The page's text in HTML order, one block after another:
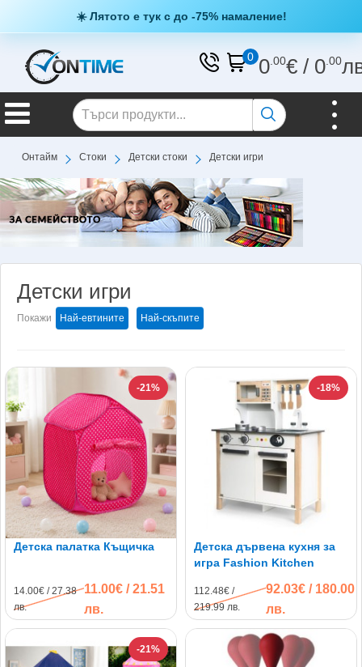
☀️ Лятото е тук с до -75% намаление!
0 0.00€/ 0.00
Онтайм Стоки Детски стоки Детски игри
Детски игри
Покажи Най-евтините Най-скъпите
-21%
Детска палатка Къщичка
14.00€ / 27.38
лв.
11.00€ / 21.51
лв.
-18%
Детска дървена кухня за
игра Fashion Kitchen
112.48€ /
219.99 лв.
92.03€ / 180.00
лв.
-21%